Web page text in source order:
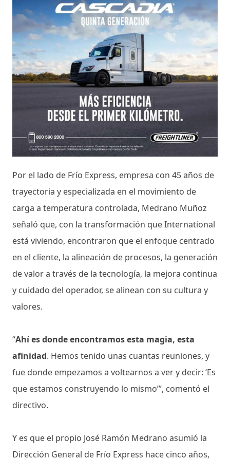
Por el lado de Frío Express, empresa con 45 años de
trayectoria y especializada en el movimiento de
carga a temperatura controlada, Medrano Muñoz
señaló que, con la transformación que International
está viviendo, encontraron que el enfoque centrado
en el cliente, la alineación de procesos, la generación
de valor a través de la tecnología, la mejora continua
y cuidado del operador, se alinean con su cultura y
valores.
“Ahí es donde encontramos esta magia, esta
afinidad. Hemos tenido unas cuantas reuniones, y
fue donde empezamos a voltearnos a ver y decir: ‘Es
que estamos construyendo lo mismo’”, comentó el
directivo.
Y es que el propio José Ramón Medrano asumió la
Dirección General de Frío Express hace cinco años,